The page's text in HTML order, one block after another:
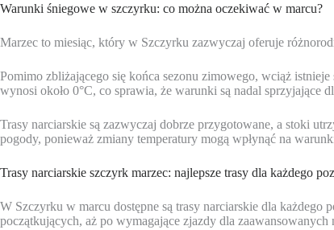
Warunki śniegowe w szczyrku: co można oczekiwać w marcu?
Marzec to miesiąc, który w Szczyrku zazwyczaj oferuje
Pomimo zbliżającego się końca sezonu zimowego, wciąż
wynosi około 0°C, co sprawia, że warunki są nadal sprzyjające
Trasy narciarskie są zazwyczaj dobrze przygotowane, a stoki
pogody, ponieważ zmiany temperatury mogą wpłynąć na
Trasy narciarskie szczyrk marzec: najlepsze trasy dla każdego
W Szczyrku w marcu dostępne są trasy narciarskie dla każdego
początkujących, aż po wymagające zjazdy dla